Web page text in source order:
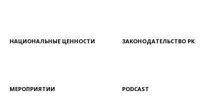
НАЦИОНАЛЬНЫЕ ЦЕННОСТИ ЗАКОНОДАТЕЛЬСТВО РК
МЕРОПРИЯТИИ PODCAST